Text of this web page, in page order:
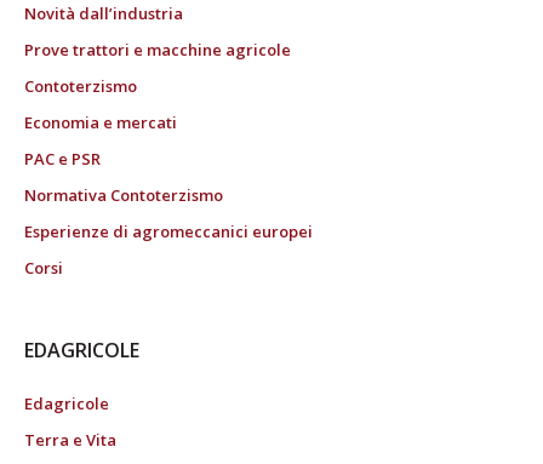
Novità dall’industria
Prove trattori e macchine agricole
Contoterzismo
Economia e mercati
PAC e PSR
Normativa Contoterzismo
Esperienze di agromeccanici europei
Corsi
EDAGRICOLE
Edagricole
Terra e Vita